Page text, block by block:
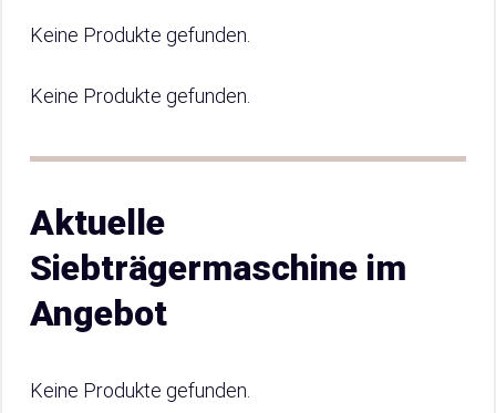
Keine Produkte gefunden.
Keine Produkte gefunden.
Aktuelle
Siebträgermaschine im
Angebot
Keine Produkte gefunden.